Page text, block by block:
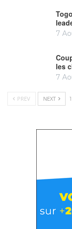
7
les
7
PREV NEXT